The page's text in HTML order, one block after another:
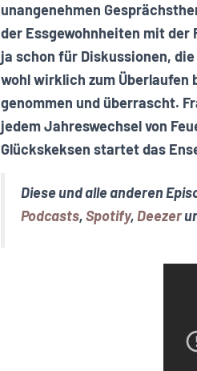
unangenehmen
der Essgewohnheiten mit der
ja schon für Diskussionen,
wohl wirklich zum Überlaufen
genommen und überrascht.
jedem Jahreswechsel von
Glückskeksen startet das
Diese und alle anderen
Podcasts,Spotify, Deezer